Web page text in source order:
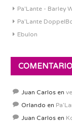
Pa'Lante - Barley
Pa’Lante
Ebulon
Juan Carlos en
Orlando en
Juan Carlos en